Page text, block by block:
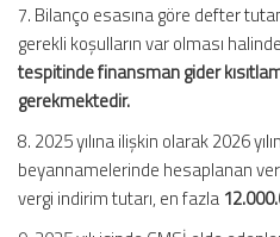
7. Bilanço esasına göre defter
gerekli koşulların var olması halinde
tespitinde finansman gider
gerekmektedir.
8. 2025 yılına ilişkin olarak 2026
beyannamelerinde hesaplanan
vergi indirim tutarı, en fazla